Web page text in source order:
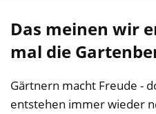
Das meinen wir
mal die
Gärtnern macht Freude -
entstehen immer wieder